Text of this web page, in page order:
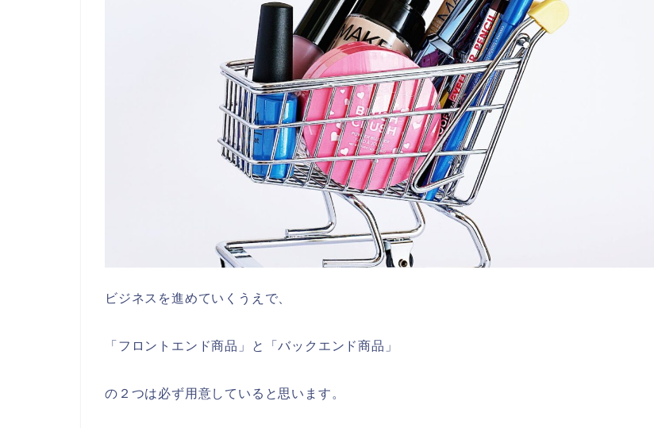
ビジネスを進めていくうえで、
「フロントエンド商品」と「バックエンド商品」
の２つは必ず用意していると思います。